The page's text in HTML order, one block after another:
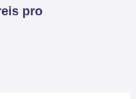
pro